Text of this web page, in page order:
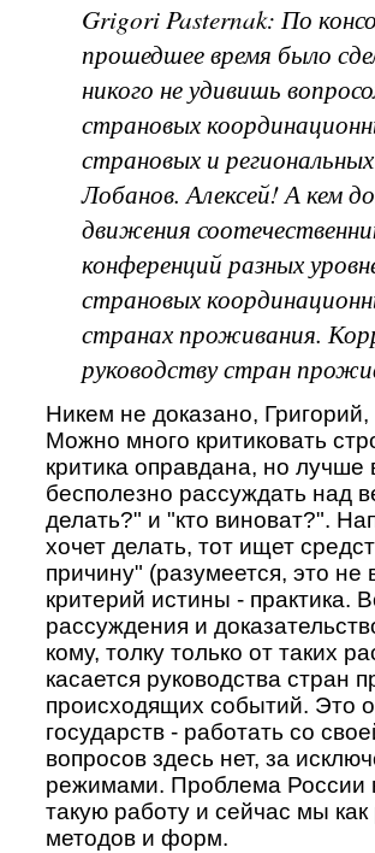
Grigori Pasternak: По
прошедшее время было
никого не удивишь
страновых
страновых и
Лобанов. Алексей! А кем
движения
конференций разных
страновых
странах проживания.
руководству стран
Никем не доказано,
Можно много критиковать
критика оправдана, но лучше
бесполезно рассуждать над
делать?" и "кто виноват?".
хочет делать, тот ищет
причину" (разумеется, это
критерий истины - практика.
рассуждения и
кому, толку только от таких
касается руководства стран
происходящих событий. Это
государств - работать со
вопросов здесь нет, за
режимами. Проблема России
такую работу и сейчас мы
методов и форм.